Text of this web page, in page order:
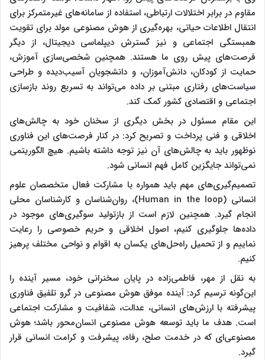
مقاوم در برابر اختلالات ارتباطی، استفاده از سامانه‌های غیرمتمرکز برای
انتقال اطلاعات حیاتی، بهره‌گیری از هوش مصنوعی مولد برای تقویت
همبستگی اجتماعی و نیز گسترش دیپلماسی دیجیتال، از دیگر
فرصت‌های پیش روی ما هستند. همچنین شخصی‌سازی آموزش،
حمایت از کودکان، دانش‌آموزان، و دانشجویان آسیب‌دیده و طراحی
سیاست‌های رفتاری مبتنی بر داده می‌تواند به تسریع روند بازسازی
اجتماعی و اقتصادی کشور کمک کند.
این مقام مسئول در بخش دیگری از سخنان خود به چالش‌های
اخلاقی و فنی پرداخت و تصریح کرد: در کنار فرصت‌های این فناوری
نوظهور باید به چالش‌های آن نیز توجه داشته باشیم. هیچ الگوریتمی
نمی‌تواند جایگزین کامل فهم انسانی شود.
تصمیم‌گیری‌های مهم باید همواره با مشارکت فعال متخصصان علوم
انسانی (Human in the loop)، روان‌شناسان و کارشناسان محلی
انجام گیرد. همچنین لازم است از بازتولید سوگیری‌های موجود در
داده‌ها جلوگیری کنیم، اصول اخلاقی و حریم خصوصی را رعایت
نماییم و از تحمیل راه‌حل‌های یکسان به اقوام و نواحی مختلف پرهیز
کنیم.
به نقل از مهر، فاطمی‌زاده در پایان سخنرانی خود، مسیر آینده را
این‌گونه ترسیم کرد: آینده موفق هوش مصنوعی در گرو تلفیق فناوری
پیشرفته با ارزش‌های انسانی، عدالت، شفافیت و مشارکت اجتماعی
است. هدف ما باید توسعه هوش مصنوعی انسان‌محور باشد؛ هوش
مصنوعی‌ای که در خدمت صلح، رفاه، پیشرفت و کرامت انسانی قرار
گیرد.